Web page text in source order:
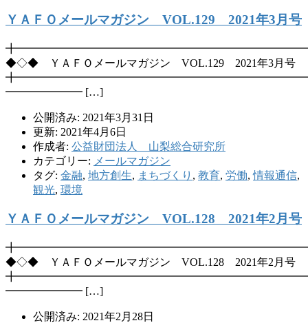
ＹＡＦＯメールマガジン VOL.129 2021年3月号
◆◇◆ ＹＡＦＯメールマガジン VOL.129 2021年3月号
━━━━━━━ […]
公開済み: 2021年3月31日
更新: 2021年4月6日
作成者: 公益財団法人 山梨総合研究所
カテゴリー: メールマガジン
タグ: 金融, 地方創生, まちづくり , 教育, 労働,情報通信,
観光, 環境
ＹＡＦＯメールマガジン VOL.128 2021年2月号
◆◇◆ ＹＡＦＯメールマガジン VOL.128 2021年2月号
━━━━━━━ […]
公開済み: 2021年2月28日